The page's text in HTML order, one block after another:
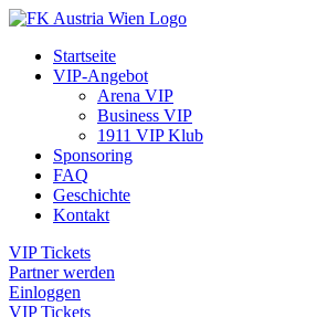
Startseite
VIP-Angebot
Arena VIP
Business VIP
1911 VIP Klub
Sponsoring
FAQ
Geschichte
Kontakt
VIP Tickets
Partner werden
Einloggen
VIP Tickets